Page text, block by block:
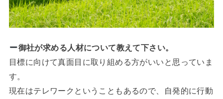
御社が求める人材について教えて下さい。
目標に向けて真面目に取り組める方がいいと思っていま
す。
現在はテレワークということもあるので、自発的に行動